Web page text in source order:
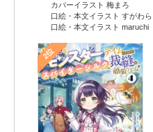
カバーイラスト 梅まろ
口絵・本文イラスト すがわ
口絵・本文イラスト maruchi
2位